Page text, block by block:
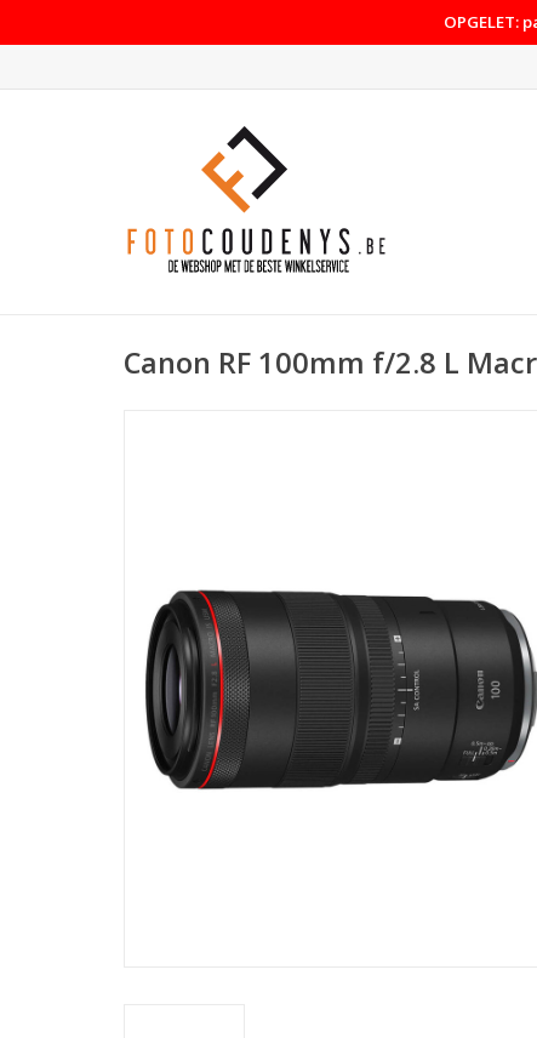
OPGELET:
Canon RF 100mm f/2.8 L